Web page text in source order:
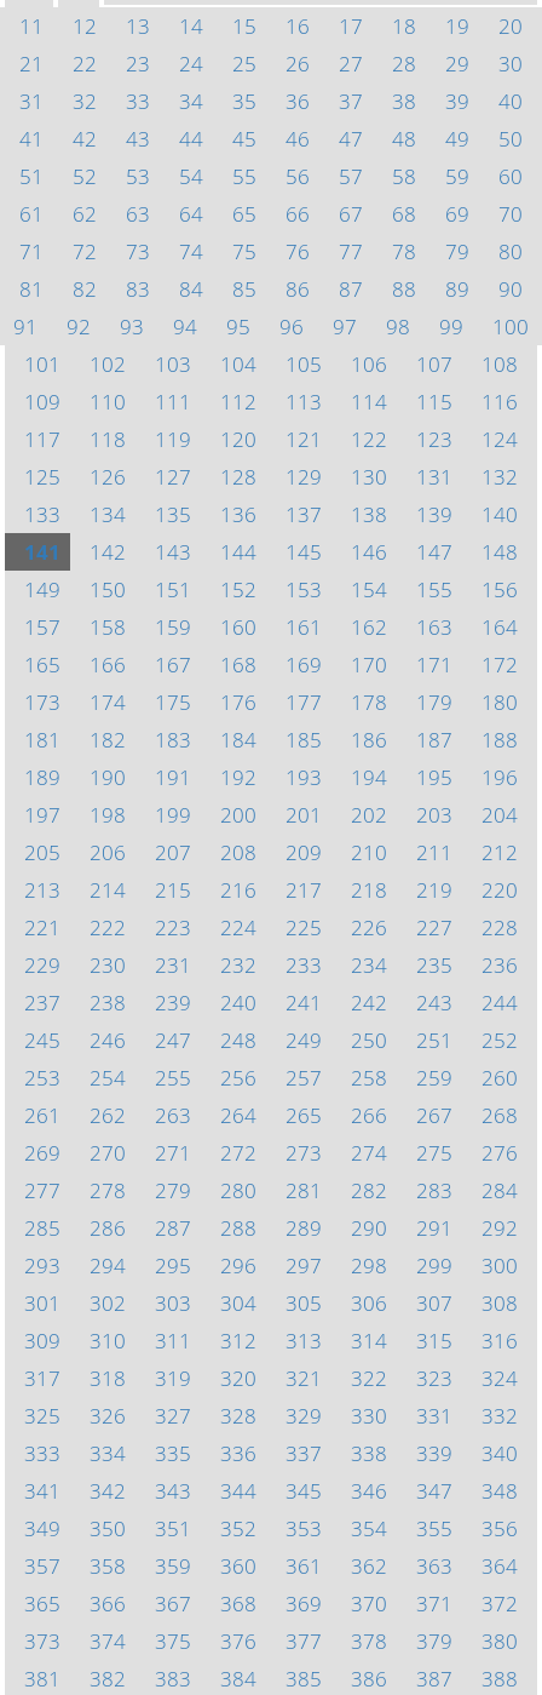
11
12 13 14 15 16 17 18 19
20
21
22 23 24 25 26 27 28 29
30
31
32 33 34 35 36 37 38 39
40
41
42 43 44 45 46 47 48 49
50
51
52 53 54 55 56 57 58 59
60
61
62 63 64 65 66 67 68 69
70
71
72 73 74 75 76 77 78 79
80
81
82 83 84 85 86 87 88 89
90
91
92 93 94 95 96 97 98 99
100
101
102 103 104 105 106 107
108
109
110 111 112 113 114 115
116
117
118 119 120 121 122 123
124
125
126 127 128 129 130 131
132
133
134 135 136 137 138 139
140
141
142 143 144 145 146 147
148
149
150 151 152 153 154 155
156
157
158 159 160 161 162 163
164
165
166 167 168 169 170 171
172
173
174 175 176 177 178 179
180
181
182 183 184 185 186 187
188
189
190 191 192 193 194 195
196
197
198 199 200 201 202 203
204
205
206 207 208 209 210 211
212
213
214 215 216 217 218 219
220
221
222 223 224 225 226 227
228
229
230 231 232 233 234 235
236
237
238 239 240 241 242 243
244
245
246 247 248 249 250 251
252
253
254 255 256 257 258 259
260
261
262 263 264 265 266 267
268
269
270 271 272 273 274 275
276
277
278 279 280 281 282 283
284
285
286 287 288 289 290 291
292
293
294 295 296 297 298 299
300
301
302 303 304 305 306 307
308
309
310 311 312 313 314 315
316
317
318 319 320 321 322 323
324
325
326 327 328 329 330 331
332
333
334 335 336 337 338 339
340
341
342 343 344 345 346 347
348
349
350 351 352 353 354 355
356
357
358 359 360 361 362 363
364
365
366 367 368 369 370 371
372
373
374 375 376 377 378 379
380
381
382 383 384 385 386 387 388